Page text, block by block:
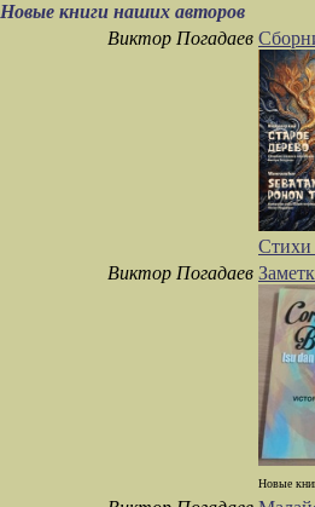
Новые книги наших авторов
Виктор Погадаев
Стихи
Виктор Погадаев
Новые